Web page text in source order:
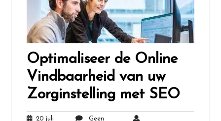
Optimaliseer de Online
Vindbaarheid van uw
Zorginstelling met SEO
20 juli Geen